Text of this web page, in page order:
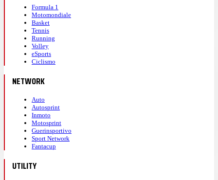
Formula 1
Motomondiale
Basket
Tennis
Running
Volley
eSports
Ciclismo
NETWORK
Auto
Autosprint
Inmoto
Motosprint
Guerinsportivo
Sport Network
Fantacup
UTILITY